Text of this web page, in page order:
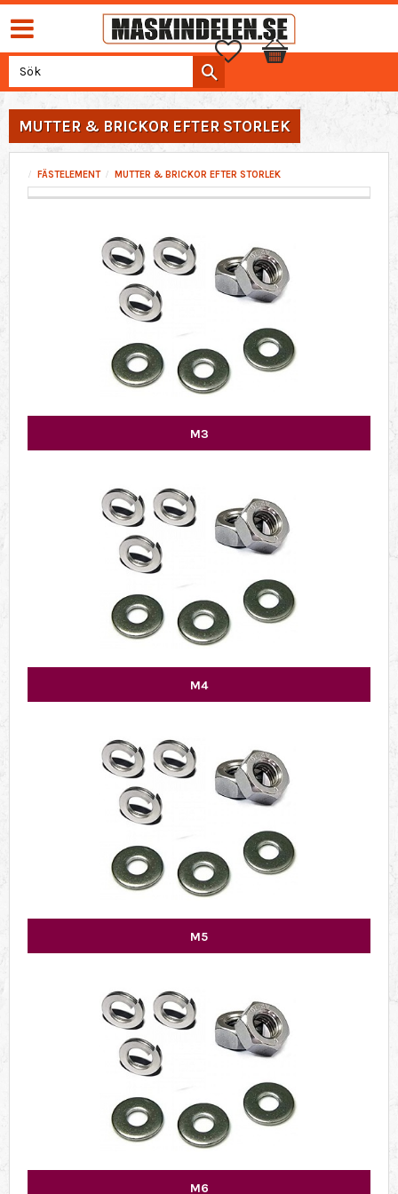
Favoriter
Kundvagn
MUTTER & BRICKOR EFTER STORLEK
FÄSTELEMENT MUTTER & BRICKOR EFTER STORLEK
M3
M4
M5
M6